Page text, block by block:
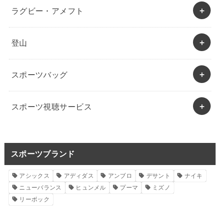
ラグビー・アメフト
登山
スポーツバッグ
スポーツ視聴サービス
スポーツブランド
アシックス アディダス アンブロ デサント
ナイキ
ニューバランス
ヒュンメル プーマ
ミズノ
リーボック